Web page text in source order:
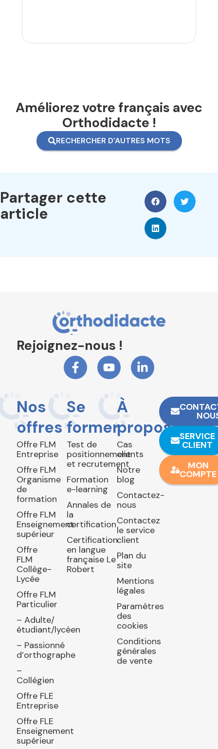
Améliorez votre français avec
Orthodidacte !
RECHERCHER D'AUTRES MOTS
Partager cette
article
Rejoignez-nous !
Nos
offres
Offre FLM
Entreprise
Offre FLM
Organisme
de
formation
Offre FLM
Enseignement
supérieur
Offre
FLM
Collège-
Lycée
Offre FLM
Particulier
– Adulte/
étudiant/lycéen
– Passionné
d’orthographe
–
Collégien
Offre FLE
Entreprise
Offre FLE
Enseignement
supérieur
Se
former
Test de
positionnement
et recrutement
Formation
e-learning
Annales de
la
certification
Certification
en langue
française Le
Robert
À
propos
Cas
clients
Notre
blog
Contactez-
nous
Contactez
le service
client
Plan du
site
Mentions
légales
Paramètres
des
cookies
Conditions
générales
de vente
SERVICE
CLIENT
MON
COMPTE